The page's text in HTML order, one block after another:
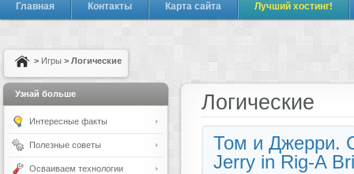
Главная Контакты Карта сайта Лучший хостинг!
> Игры > Логические
Логические
Том и Джерри.
Jerry in Rig-A
Узнай больше
Интересные факты
Полезные советы
Осваиваем технологии